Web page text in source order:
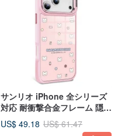
サンリオ iPhone 全シリーズ
対応 耐衝撃合金フレーム 隠し
スタンド付きスマホケース -
ミニ花丸
US$ 49.18 US$ 61.47